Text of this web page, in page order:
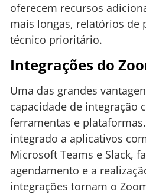
oferecem recursos
mais longas, relatórios de
técnico prioritário.
Integrações do
Uma das grandes
capacidade de integração
ferramentas e
integrado a aplicativos
Microsoft Teams e Slack,
agendamento e a
integrações tornam o